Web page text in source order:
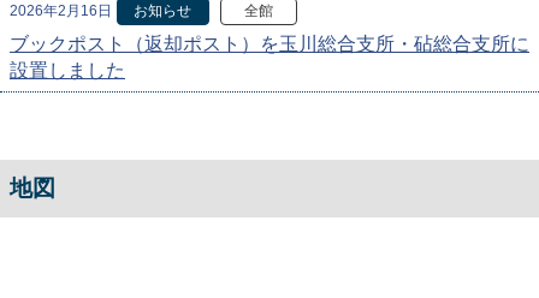
2026年2月16日 お知らせ 全館
ブックポスト（返却ポスト）を玉川総合支所・砧総合支所に
設置しました
地図